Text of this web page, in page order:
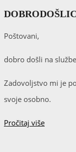
Poštovani,
dobro došli na
Zadovoljstvo mi je
svoje osobno.
Pročitaj više